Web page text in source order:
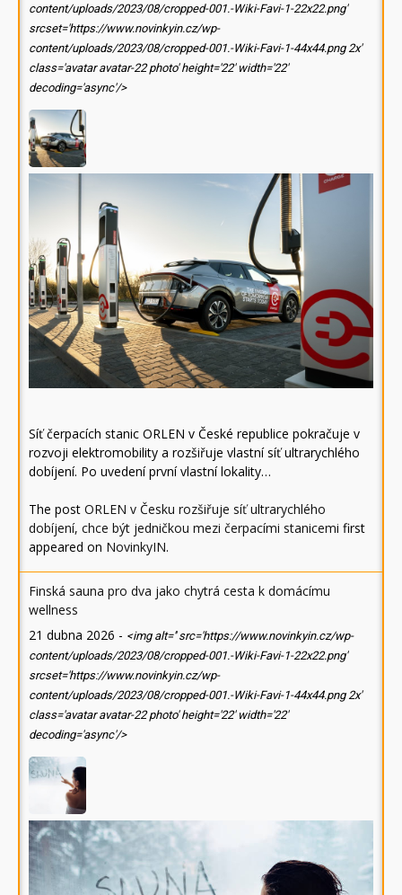
content/uploads/2023/08/cropped-001.-Wiki-Favi-1-22x22.png'
srcset='https://www.novinkyin.cz/wp-
content/uploads/2023/08/cropped-001.-Wiki-Favi-1-44x44.png 2x'
class='avatar avatar-22 photo' height='22' width='22'
decoding='async'/>
Síť čerpacích stanic ORLEN v České republice pokračuje v
rozvoji elektromobility a rozšiřuje vlastní síť ultrarychlého
dobíjení. Po uvedení první vlastní lokality…
The post ORLEN v Česku rozšiřuje síť ultrarychlého
dobíjení, chce být jedničkou mezi čerpacími stanicemi first
appeared on NovinkyIN.
Finská sauna pro dva jako chytrá cesta k domácímu
wellness
21 dubna 2026 - <img alt='' src='https://www.novinkyin.cz/wp-
content/uploads/2023/08/cropped-001.-Wiki-Favi-1-22x22.png'
srcset='https://www.novinkyin.cz/wp-
content/uploads/2023/08/cropped-001.-Wiki-Favi-1-44x44.png 2x'
class='avatar avatar-22 photo' height='22' width='22'
decoding='async'/>